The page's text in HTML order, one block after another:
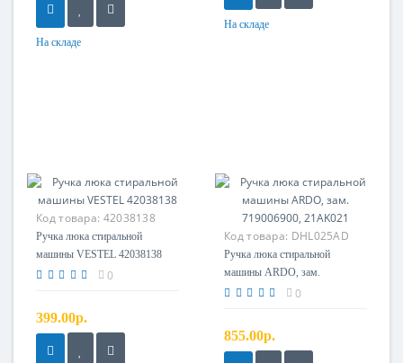
На складе
На складе
Код товара: 42038138
Ручка люка стиральной
машины VESTEL 42038138
0
399.00р.
Код товара: DHL025AD
Ручка люка стиральной
машины ARDO, зам.
719006900, 21AK021
0
855.00р.